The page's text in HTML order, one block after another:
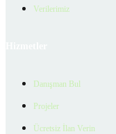
Verilerimiz
Danışman Bul
Projeler
Ücretsiz İlan Verin